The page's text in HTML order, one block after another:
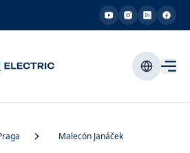
Malecón Janáček